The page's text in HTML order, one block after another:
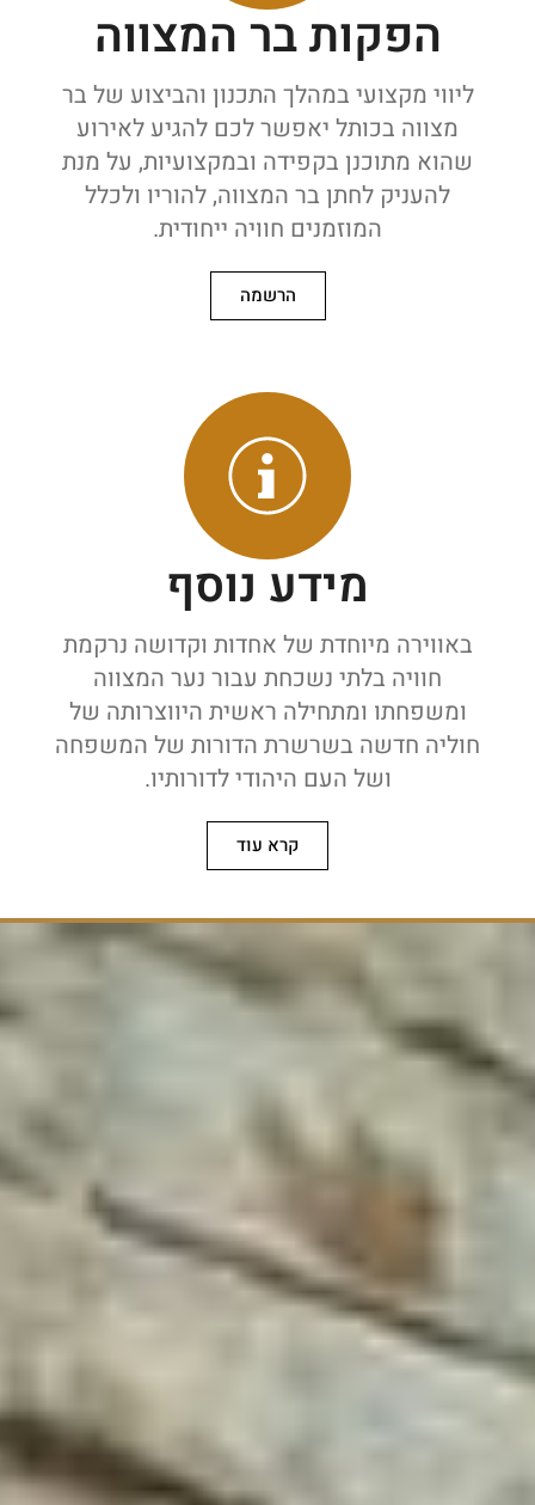
הפקות בר המצווה
ליווי מקצועי במהלך התכנון והביצוע של בר
מצווה בכותל יאפשר לכם להגיע לאירוע
שהוא מתוכנן בקפידה ובמקצועיות, על מנת
להעניק לחתן בר המצווה, להוריו ולכלל
המוזמנים חוויה ייחודית.
הרשמה
מידע נוסף
באווירה מיוחדת של אחדות וקדושה נרקמת
חוויה בלתי נשכחת עבור נער המצווה
ומשפחתו ומתחילה ראשית היווצרותה של
חוליה חדשה בשרשרת הדורות של המשפחה
ושל העם היהודי לדורותיו.
קרא עוד